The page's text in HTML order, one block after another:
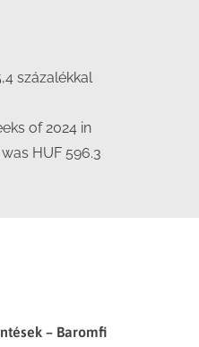
százalékkal
of 2024 in
HUF 596.3
– Baromfi